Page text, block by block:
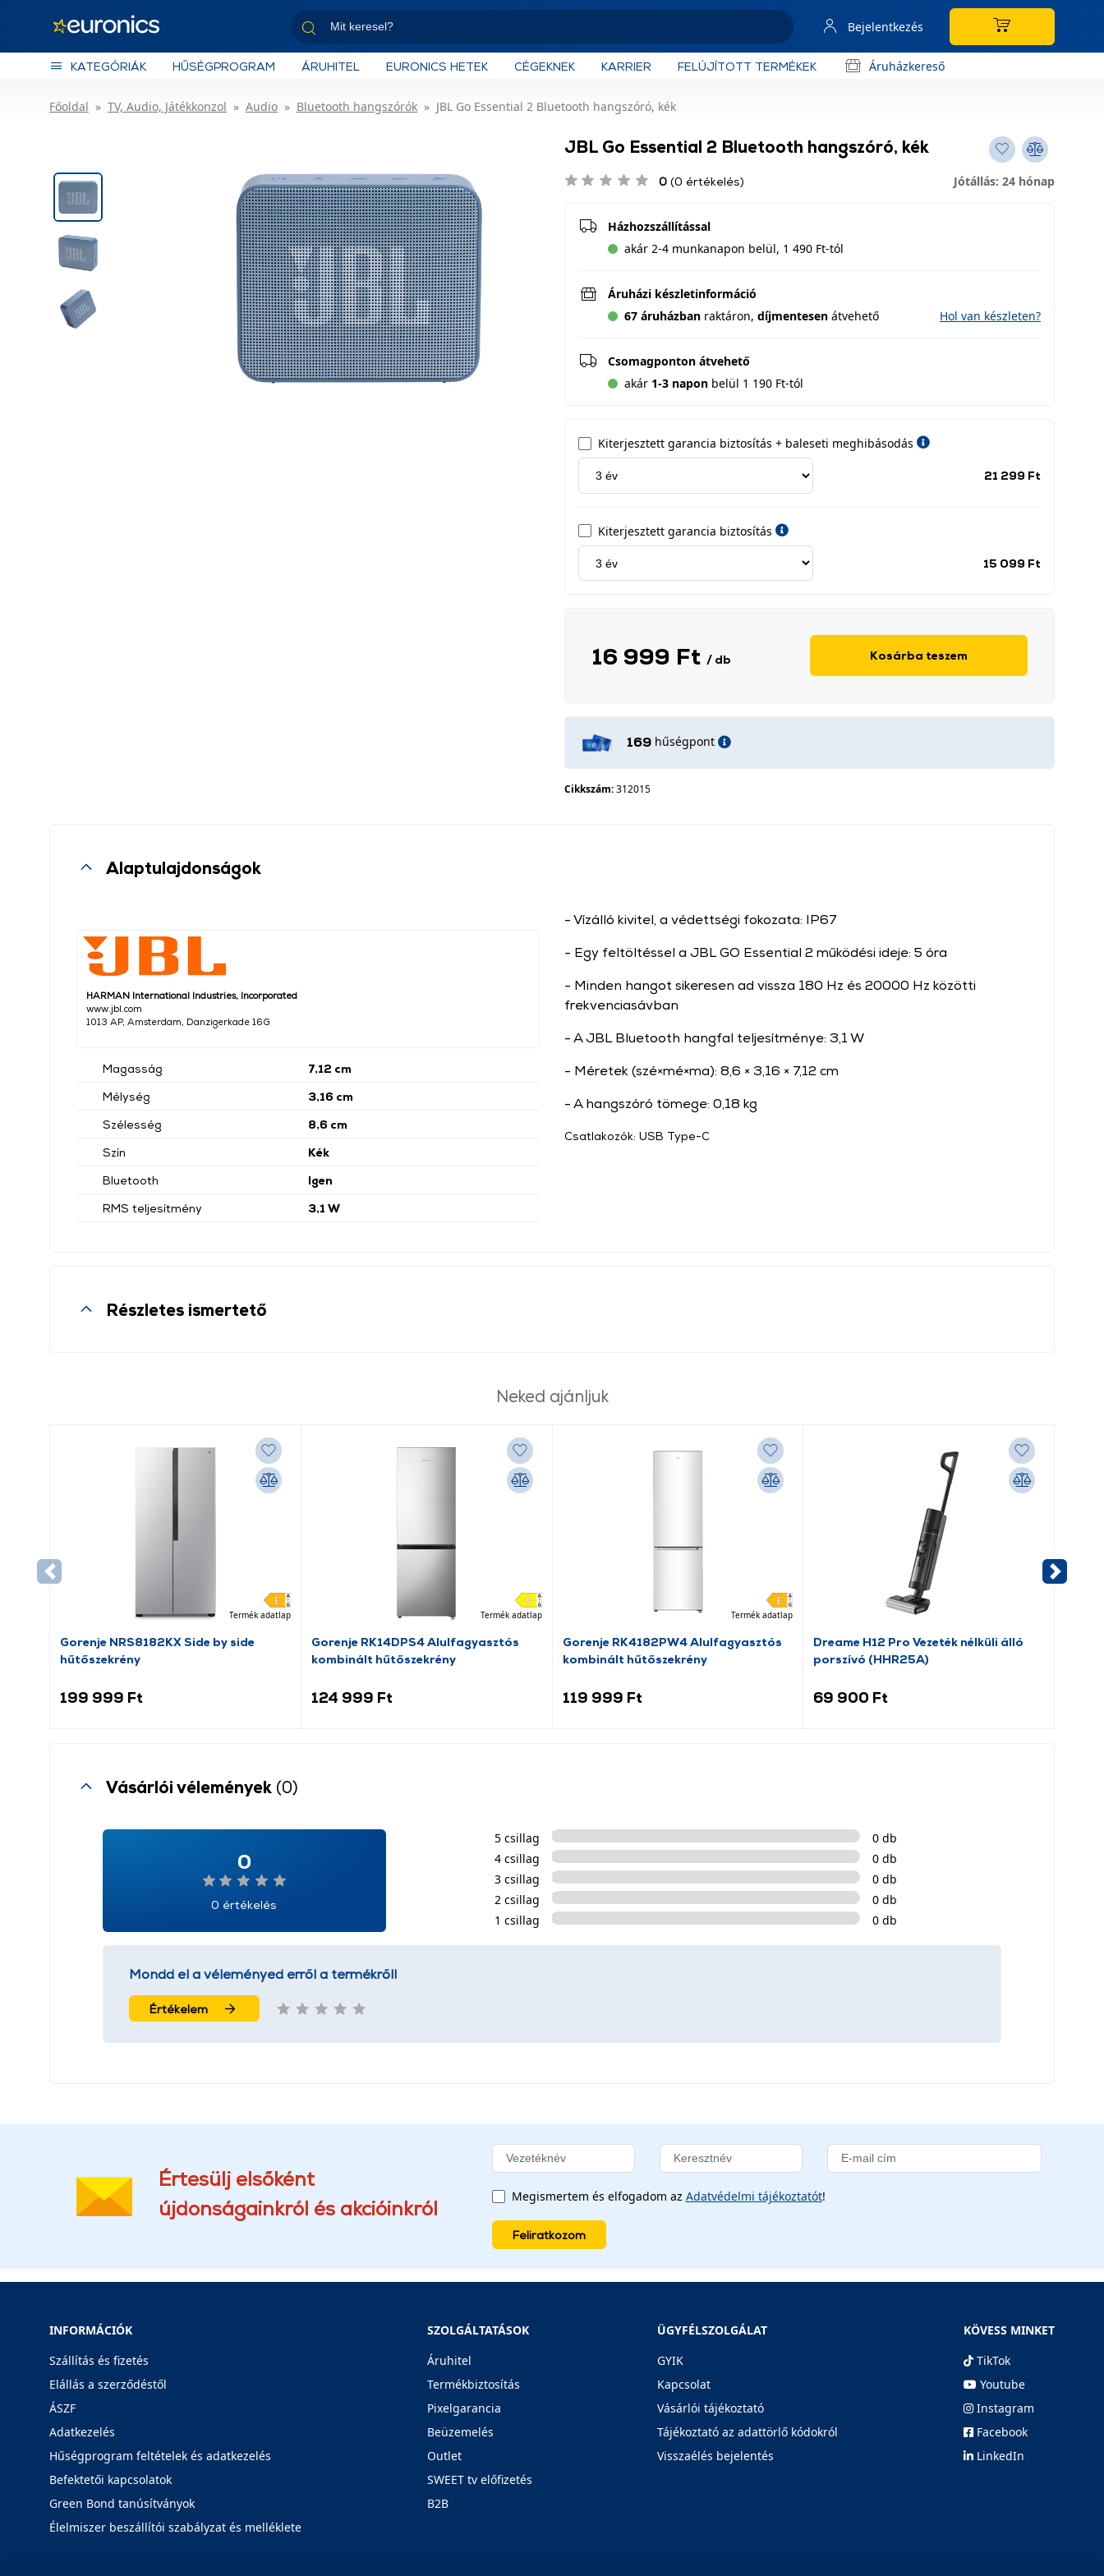
Bejelentkezés
KATEGÓRIÁK HŰSÉGPROGRAM ÁRUHITEL EURONICS HETEK CÉGEKNEK KARRIER FELÚJÍTOTT TERMÉKEK Áruházkereső
Főoldal TV, Audio, Játékkonzol Audio Bluetooth hangszórók JBL Go Essential 2 Bluetooth hangszóró, kék
JBL Go Essential 2 Bluetooth hangszóró, kék
0 (0 értékelés) Jótállás: 24 hónap
Házhozszállítással
akár 2-4 munkanapon belül, 1 490 Ft-tól
Áruházi készletinformáció
67 áruházban raktáron, díjmentesen átvehető Hol van készleten?
Csomagponton átvehető
akár 1-3 napon belül 1 190 Ft-tól
Kiterjesztett garancia biztosítás + baleseti meghibásodás
időszak
21 299 Ft
Kiterjesztett garancia biztosítás
időszak
15 099 Ft
16 999 Ft / db Kosárba teszem
169 hűségpont
Cikkszám:312015
Alaptulajdonságok
HARMAN International Industries, Incorporated
www.jbl.com
1013 AP, Amsterdam, Danzigerkade 16G
Magasság
7,12 cm
Mélység
3,16 cm
Szélesség
8,6 cm
Szín
Kék
Bluetooth
Igen
RMS teljesítmény
3,1 W
- Vízálló kivitel, a védettségi fokozata: IP67
- Egy feltöltéssel a JBL GO Essential 2 működési ideje: 5 óra
- Minden hangot sikeresen ad vissza 180 Hz és 20000 Hz közötti
frekvenciasávban
- A JBL Bluetooth hangfal teljesítménye: 3,1 W
- Méretek (szé×mé×ma): 8,6 × 3,16 × 7,12 cm
- A hangszóró tömege: 0,18 kg
Csatlakozók: USB Type-C
Részletes ismertető
Neked ajánljuk
Termék adatlap
Gorenje NRS8182KX Side by side
hűtőszekrény
199 999 Ft
Termék adatlap
Gorenje RK14DPS4 Alulfagyasztós
kombinált hűtőszekrény
124 999 Ft
Termék adatlap
Gorenje RK4182PW4 Alulfagyasztós
kombinált hűtőszekrény
119 999 Ft
Dreame H12 Pro Vezeték nélküli álló
porszívó (HHR25A)
69 900 Ft
Vásárlói vélemények (0)
0
0 értékelés
5 csillag
0 db
4 csillag
0 db
3 csillag
0 db
2 csillag
0 db
1 csillag
0 db
Mondd el a véleményed erről a termékről!
Értékelem
Értesülj elsőként
újdonságainkról és akcióinkról
Megismertem és elfogadom az Adatvédelmi tájékoztatót!
Feliratkozom
INFORMÁCIÓK
Szállítás és fizetés
Elállás a szerződéstől
ÁSZF
Adatkezelés
Hűségprogram feltételek és adatkezelés
Befektetői kapcsolatok
Green Bond tanúsítványok
Élelmiszer beszállítói szabályzat és melléklete
SZOLGÁLTATÁSOK
Áruhitel
Termékbiztosítás
Pixelgarancia
Beüzemelés
Outlet
SWEET tv előfizetés
B2B
ÜGYFÉLSZOLGÁLAT
GYIK
Kapcsolat
Vásárlói tájékoztató
Tájékoztató az adattörlő kódokról
Visszaélés bejelentés
KÖVESS MINKET
TikTok
Youtube
Instagram
Facebook
LinkedIn